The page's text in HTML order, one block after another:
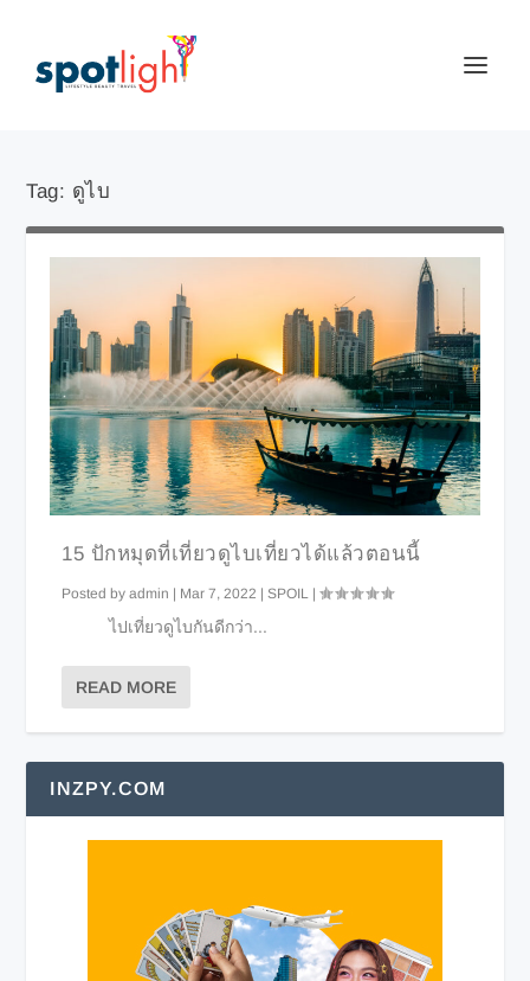
Tag: ดูไบ
15 ปักหมุดที่เที่ยวดูไบเที่ยวได้แล้วตอนนี้
Posted byadmin | Mar 7, 2022 |SPOIL |
ไปเที่ยวดูไบกันดีกว่า...
READ MORE
INZPY.COM